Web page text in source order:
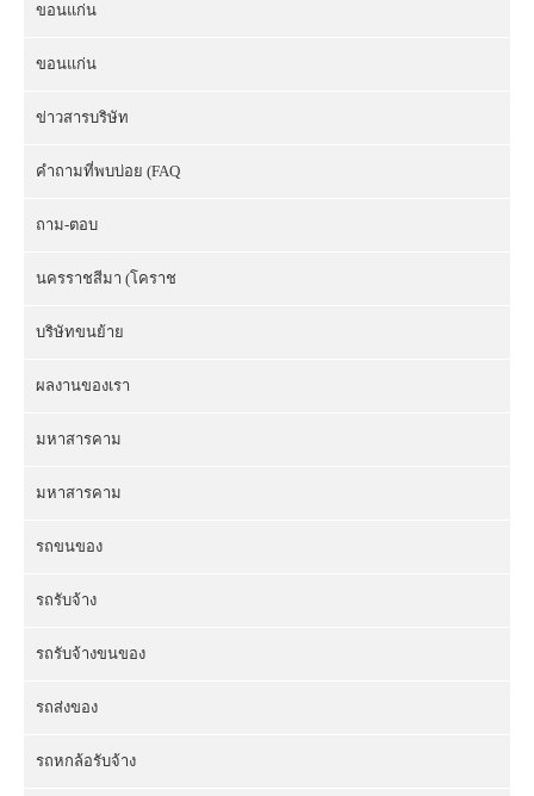
ขอนแก่น
ขอนแก่น
ข่าวสารบริษัท
คำถามที่พบบ่อย (FAQ
ถาม-ตอบ
นครราชสีมา (โคราช
บริษัทขนย้าย
ผลงานของเรา
มหาสารคาม
มหาสารคาม
รถขนของ
รถรับจ้าง
รถรับจ้างขนของ
รถส่งของ
รถหกล้อรับจ้าง